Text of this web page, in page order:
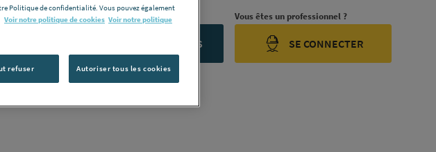
Vous avez un projet ?
CONTACTEZ-NOUS
Vous êtes un professionnel ?
SE CONNECTER
Politique de confidentialité. Vous pouvez également
Voir notre politique de cookies Voir notre politique
refuser Autoriser tous les cookies